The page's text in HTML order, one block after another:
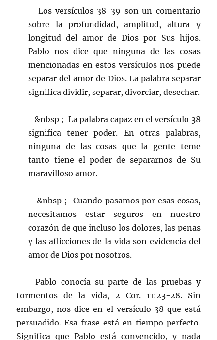
Los versículos 38-39 son un comentario
sobre la profundidad, amplitud, altura y
longitud del amor de Dios por Sus hijos.
Pablo nos dice que ninguna de las cosas
mencionadas en estos versículos nos puede
separar del amor de Dios. La palabra separar
significa dividir, separar, divorciar, desechar.
&nbsp ; La palabra capaz en el versículo 38
significa tener poder. En otras palabras,
ninguna de las cosas que la gente teme
tanto tiene el poder de separarnos de Su
maravilloso amor.
&nbsp ; Cuando pasamos por esas cosas,
necesitamos estar seguros en nuestro
corazón de que incluso los dolores, las penas
y las aflicciones de la vida son evidencia del
amor de Dios por nosotros.
Pablo conocía su parte de las pruebas y
tormentos de la vida, 2 Cor. 11:23-28. Sin
embargo, nos dice en el versículo 38 que está
persuadido. Esa frase está en tiempo perfecto.
Significa que Pablo está convencido, y nada